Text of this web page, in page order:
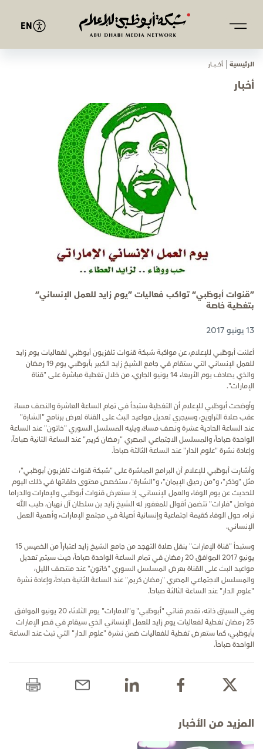
EN
الرئيسية ﺄﺧـــﺒـــﺎر
أخبار
”قنوات أبوظبي“ تواكب فعاليات ”يوم زايد للعمل الإنساني“
بتغطية خاصة
13 يونيو 2017
أعلنت أبوظبي للإعلام، عن مواكبة شبكة قنوات تلفزيون أبوظبي لفعاليات يوم زايد
للعمل الإنساني التي ستقام في جامع الشيخ زايد الكبير بأبوظبي يوم 19 رمضان
والذي يصادف يوم الأربعاء 14 يونيو الجاري، من خلال تغطية مباشرة على "قناة
الإمارات".
وأوضحت أبوظبي للإعلام أن التغطية ستبدأ في تمام الساعة العاشرة والنصف مساءً
عقب صلاة التراويح، وسيجري تعديل مواعيد البث على القناة لعرض برنامج "الشارة"
عند الساعة الحادية عشرة ونصف مساءً، ويليه المسلسل السوري "خاتون" عند الساعة
الواحدة صباحاً، والمسلسل الاجتماعي المصري "رمضان كريم" عند الساعة الثانية صباحاً،
وإعادة نشرة "علوم الدار" عند الساعة الثالثة صباحاً.
وأشارت أبوظبي للإعلام أن البرامج المباشرة على "شبكة قنوات تلفزيون أبوظبي"،
مثل "وذكر"، و"من رحيق الإيمان"، و"الشارة"، ستخصص محتوى حلقاتها في ذلك اليوم
للحديث عن يوم الوفاء والعمل الإنساني. إذ ستعرض قنوات أبوظبي والإمارات والدراما
فواصل "فلرات" تتضمن أقوال للمغفور له الشيخ زايد بن سلطان آل نهيان، طيب الله
ثراه، حول الوفاء كقيمة اجتماعية وإنسانية أصيلة في مجتمع الإمارات، وأهمية العمل
الإنساني.
وستبدأ "قناة الإمارات" بنقل صلاة التهجد من جامع الشيخ زايد اعتباراً من الخميس 15
يونيو 2017 الموافق 20 رمضان في تمام الساعة الواحدة صباحاً، حيث سيتم تعديل
مواعيد البث على القناة بعرض المسلسل السوري "خاتون" عند منتصف الليل،
والمسلسل الاجتماعي المصري "رمضان كريم" عند الساعة الثانية صباحاً، وإعادة نشرة
"علوم الدار" عند الساعة الثالثة صباحاً.
وفي السياق ذاته، تقدم قناتي "أبوظبي" و"الامارات" يوم الثلاثاء 20 يونيو الموافق
25 رمضان تغطية لفعاليات يوم زايد للعمل الإنساني الذي سيقام في قصر الإمارات
بأبوظبي، كما ستعرض تغطية للفعاليات ضمن نشرة "علوم الدار" التي تبث عند الساعة
الواحدة صباحاً.
المزيد من الأخبار